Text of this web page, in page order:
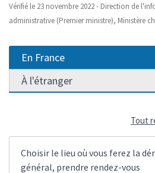
Vérifié le 23 novembre 2022 - Direction de
administrative (Premier ministre), Ministère
En France
À l'étranger
Tout
Choisir le lieu où vous ferez la
général, prendre rendez-vous